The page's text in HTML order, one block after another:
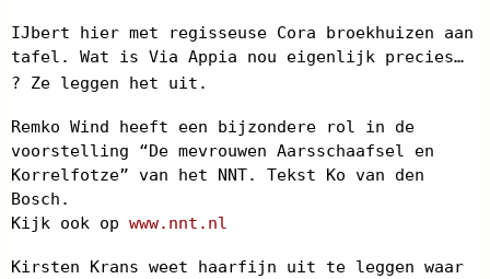
IJbert hier met regisseuse Cora broekhuizen aan
tafel. Wat is Via Appia nou eigenlijk precies…
? Ze leggen het uit.
Remko Wind heeft een bijzondere rol in de
voorstelling “De mevrouwen Aarsschaafsel en
Korrelfotze” van het NNT. Tekst Ko van den
Bosch.
Kijk ook op www.nnt.nl
Kirsten Krans weet haarfijn uit te leggen waar